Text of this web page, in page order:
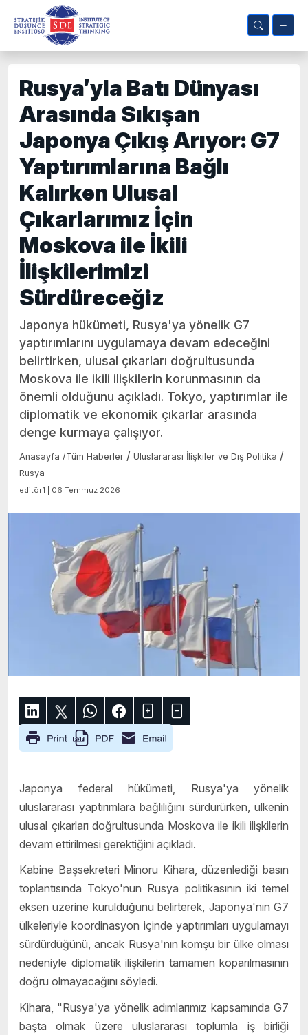
Rusya’yla Batı Dünyası
Arasında Sıkışan
Japonya Çıkış Arıyor: G7
Yaptırımlarına Bağlı
Kalırken Ulusal
Çıkarlarımız İçin
Moskova ile İkili
İlişkilerimizi
Sürdüreceğiz
Japonya hükümeti, Rusya'ya yönelik G7
yaptırımlarını uygulamaya devam edeceğini
belirtirken, ulusal çıkarları doğrultusunda
Moskova ile ikili ilişkilerin korunmasının da
önemli olduğunu açıkladı. Tokyo, yaptırımlar ile
diplomatik ve ekonomik çıkarlar arasında
denge kurmaya çalışıyor.
Anasayfa /Tüm Haberler / Uluslararası İlişkiler ve Dış Politika /
Rusya
editör1 | 06 Temmuz 2026
Japonya federal hükümeti, Rusya'ya yönelik
uluslararası yaptırımlara bağlılığını sürdürürken, ülkenin
ulusal çıkarları doğrultusunda Moskova ile ikili ilişkilerin
devam ettirilmesi gerektiğini açıkladı.
Kabine Başsekreteri Minoru Kihara, düzenlediği basın
toplantısında Tokyo'nun Rusya politikasının iki temel
eksen üzerine kurulduğunu belirterek, Japonya'nın G7
ülkeleriyle koordinasyon içinde yaptırımları uygulamayı
sürdürdüğünü, ancak Rusya'nın komşu bir ülke olması
nedeniyle diplomatik ilişkilerin tamamen koparılmasının
doğru olmayacağını söyledi.
Kihara, "Rusya'ya yönelik adımlarımız kapsamında G7
başta olmak üzere uluslararası toplumla iş birliği